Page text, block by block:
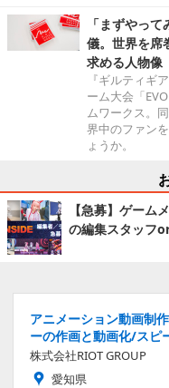
「まずやっ
儀。世界を席
求める人物像
『ギルティギ
ーム大会「
ムワークス。
界中のファン
ょうか。
【急募】ゲーム
の編集スタッフ
アニメーション動画制
ーの作画と動画化/スピ
株式会社RIOT GROUP
愛知県